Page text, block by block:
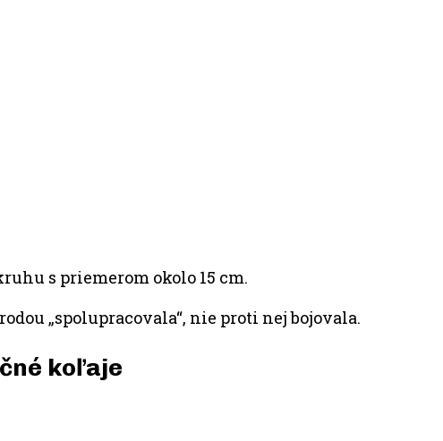
s priemerom okolo 15 cm.
„spolupracovala“, nie proti nej bojovala.
koľaje